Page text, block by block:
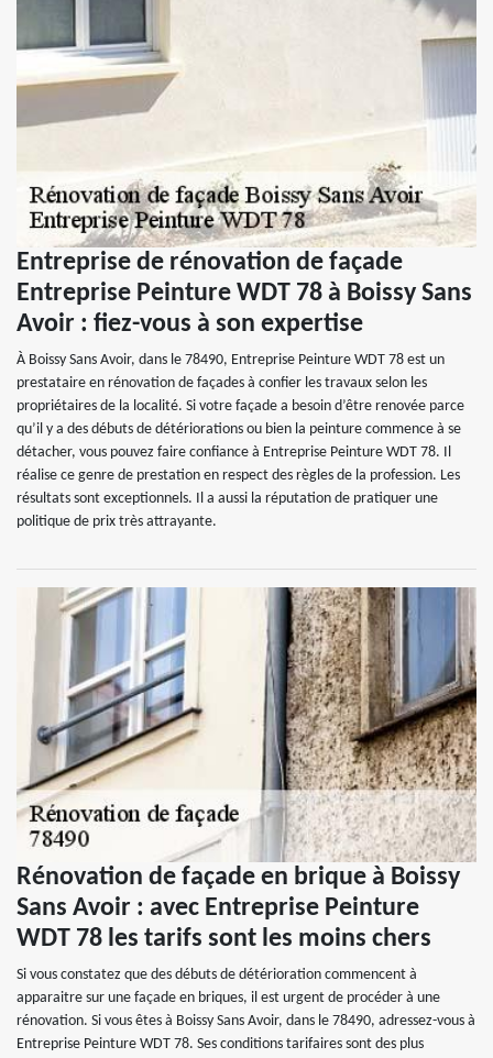
Entreprise de rénovation de façade
Entreprise Peinture WDT 78 à Boissy Sans
Avoir : fiez-vous à son expertise
À Boissy Sans Avoir, dans le 78490, Entreprise Peinture WDT 78 est un
prestataire en rénovation de façades à confier les travaux selon les
propriétaires de la localité. Si votre façade a besoin d’être renovée parce
qu’il y a des débuts de détériorations ou bien la peinture commence à se
détacher, vous pouvez faire confiance à Entreprise Peinture WDT 78. Il
réalise ce genre de prestation en respect des règles de la profession. Les
résultats sont exceptionnels. Il a aussi la réputation de pratiquer une
politique de prix très attrayante.
Rénovation de façade en brique à Boissy
Sans Avoir : avec Entreprise Peinture
WDT 78 les tarifs sont les moins chers
Si vous constatez que des débuts de détérioration commencent à
apparaitre sur une façade en briques, il est urgent de procéder à une
rénovation. Si vous êtes à Boissy Sans Avoir, dans le 78490, adressez-vous à
Entreprise Peinture WDT 78. Ses conditions tarifaires sont des plus